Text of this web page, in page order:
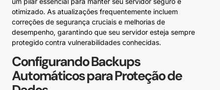
otimizado. As atualizações frequentemente incluem
correções de segurança cruciais e melhorias de
desempenho, garantindo que seu servidor esteja sempre
protegido contra vulnerabilidades conhecidas.
Configurando Backups
Automáticos para Proteção de